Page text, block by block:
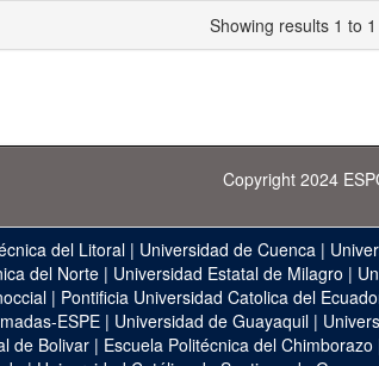
Showing results 1 to 1
Copyright 2024
del Litoral | Universidad de Cuenca |
del Norte| Universidad Estatal de Milagro |
| Pontificia Universidad Catolica del
ESPE | Universidad de Guayaquil |
de Bolivar| Escuela Politécnica del Chimborazo